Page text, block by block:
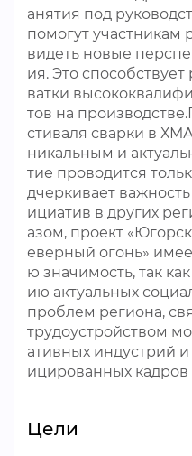
анятия под
помогут участникам
видеть новые
ия. Это
ватки
тов на
стиваля сварки в
никальным и
тие проводится
дчеркивает
ициатив в других
азом, проект
еверный огонь»
ю значимость, так
ию актуальных
проблем региона,
трудоустройством
ативных индустрий
ицированных
Цели